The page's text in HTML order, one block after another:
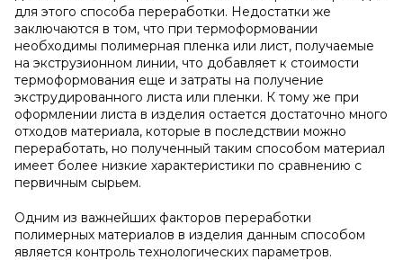
для этого способа переработки. Недостатки же
заключаются в том, что при термоформовании
необходимы полимерная пленка или лист, получаемые
на экструзионном линии, что добавляет к стоимости
термоформования еще и затраты на получение
экструдированного листа или пленки. К тому же при
оформлении листа в изделия остается достаточно много
отходов материала, которые в последствии можно
переработать, но полученный таким способом материал
имеет более низкие характеристики по сравнению с
первичным сырьем.
Одним из важнейших факторов переработки
полимерных материалов в изделия данным способом
является контроль технологических параметров.